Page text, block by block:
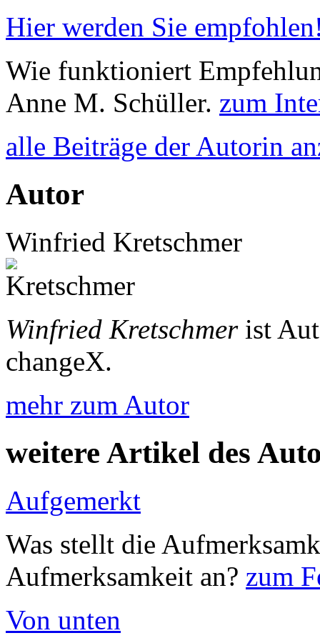
Hier werden Sie
Wie funktioniert
Anne M. Schüller. zum
alle Beiträge der Autorin
Autor
Winfried Kretschmer
Winfried Kretschmerist
changeX.
mehr zum Autor
weitere Artikel des
Aufgemerkt
Was stellt die
Aufmerksamkeit an? zum
Von unten